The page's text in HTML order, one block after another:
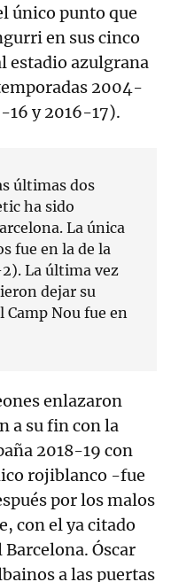
único punto que
en sus cinco
estadio azulgrana
2004-
16 y 2016-17).
últimas dos
ha sido
La única
fue en la de la
La última vez
dejar su
Camp Nou fue en
enlazaron
a su fin con la
2018-19 con
rojiblanco -fue
por los malos
con el ya citado
Óscar
a las puertas